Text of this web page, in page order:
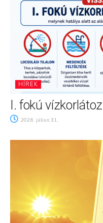
HÍREK
I. fokú
2026. július 31.